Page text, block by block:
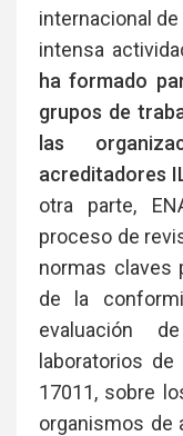
internacional
intensa
ha formado
grupos de
las
acreditadores
otra parte,
proceso de
normas claves
de la
evaluación
laboratorios
17011, sobre
organismos de